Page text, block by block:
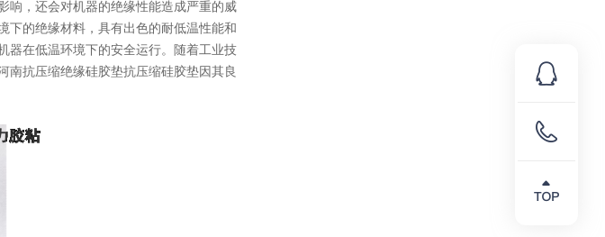
响，还会对机器的绝缘性能造成严重的威
下的绝缘材料，具有出色的耐低温性能和
器在低温环境下的安全运行。随着工业技
南抗压缩绝缘硅胶垫抗压缩硅胶垫因其良